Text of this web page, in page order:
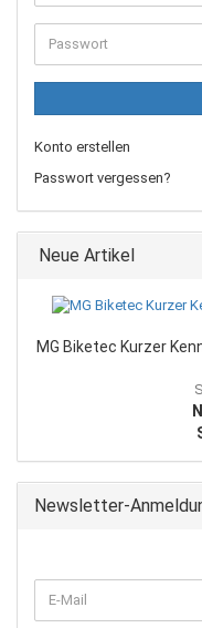
Mail-
Adresse
Passwort
Konto erstellen
Passwort vergessen?
Neue Artikel
MG Biketec Kurzer
Newsletter-
ZUR
E-
Mail